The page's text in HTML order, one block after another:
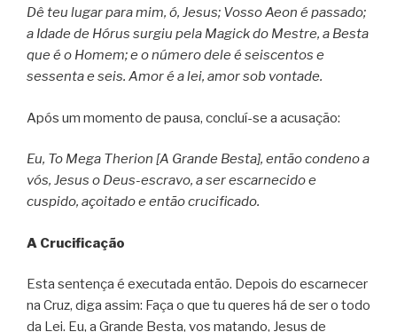
Dê teu lugar para mim, ó, Jesus; Vosso Aeon é passado;
a Idade de Hórus surgiu pela Magick do Mestre, a Besta
que é o Homem; e o número dele é seiscentos e
sessenta e seis. Amor é a lei, amor sob vontade.
Após um momento de pausa, concluí-se a acusação:
Eu, To Mega Therion [A Grande Besta], então condeno a
vós, Jesus o Deus-escravo, a ser escarnecido e
cuspido, açoitado e então crucificado.
A Crucificação
Esta sentença é executada então. Depois do escarnecer
na Cruz, diga assim: Faça o que tu queres há de ser o todo
da Lei. Eu, a Grande Besta, vos matando, Jesus de